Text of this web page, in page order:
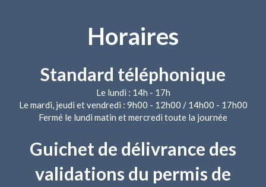
Horaires
Standard téléphonique
Le lundi : 14h - 17h
Le mardi, jeudi et vendredi : 9h00 - 12h00 / 14h00 - 17h00
Fermé le lundi matin et mercredi toute la journée
Guichet de délivrance des
validations du permis de